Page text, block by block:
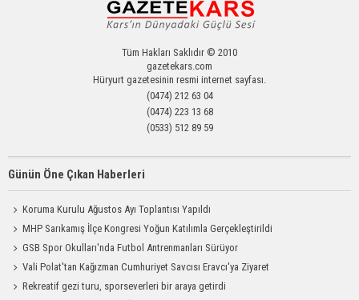
Tüm Hakları Saklıdır © 2010
gazetekars.com
Hüryurt gazetesinin resmi internet sayfası.
(0474) 212 63 04
(0474) 223 13 68
(0533) 512 89 59
Günün Öne Çıkan Haberleri
Koruma Kurulu Ağustos Ayı Toplantısı Yapıldı
MHP Sarıkamış İlçe Kongresi Yoğun Katılımla Gerçekleştirildi
GSB Spor Okulları'nda Futbol Antrenmanları Sürüyor
Vali Polat'tan Kağızman Cumhuriyet Savcısı Eravcı'ya Ziyaret
Rekreatif gezi turu, sporseverleri bir araya getirdi